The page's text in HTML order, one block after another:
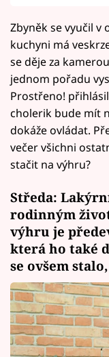
Zbyněk se vyučil v
kuchyni má
se děje za
jednom pořadu
Prostřeno!
cholerik bude mít
dokáže ovládat.
večer všichni
stačit na výhru?
Středa:
rodinným
výhru je
která ho také
se ovšem